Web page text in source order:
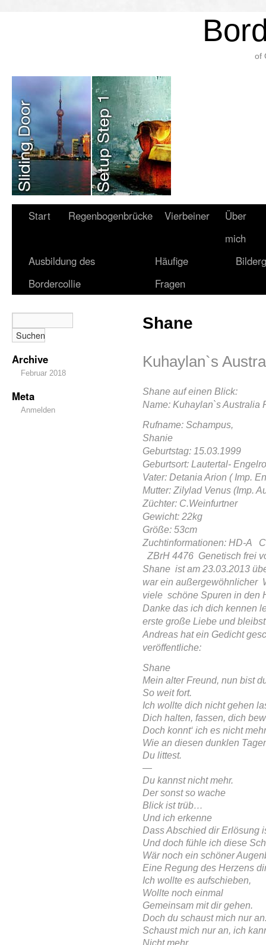
of
Start Regenbogenbrücke Vierbeiner
Über
mich
Ausbildung des
Bordercollie
Häufige
Fragen
Archive
Februar 2018
Meta
Anmelden
Shane
Kuhaylan`s
Shane auf einen Blick:
Name: Kuhaylan`s
Rufname: Schampus,
Shanie
Geburtstag: 15.03.1999
Geburtsort: Lautertal-
Vater: Detania Arion ( Imp.
Mutter: Zilylad Venus (Imp.
Züchter: C.Weinfurtner
Gewicht: 22kg
Größe: 53cm
Zuchtinformationen: HD-A
ZBrH 4476 Genetisch frei
Shane ist am 23.03.2013
war ein außergewöhnlicher
viele schöne Spuren in den
Danke das ich dich kennen
erste große Liebe und
Andreas hat ein Gedicht
veröffentliche:
Shane
Mein alter Freund, nun bist
So weit fort.
Ich wollte dich nicht gehen
Dich halten, fassen, dich
Doch konnt‘ ich es nicht
Wie an diesen dunklen
Du littest.
—
Du kannst nicht mehr.
Der sonst so wache
Blick ist trüb…
Und ich erkenne
Dass Abschied dir Erlösung
Und doch fühle ich diese
Wär noch ein schöner
Eine Regung des Herzens
Ich wollte es aufschieben,
Wollte noch einmal
Gemeinsam mit dir gehen.
Doch du schaust mich nur
Schaust mich nur an, ich
Nicht mehr.